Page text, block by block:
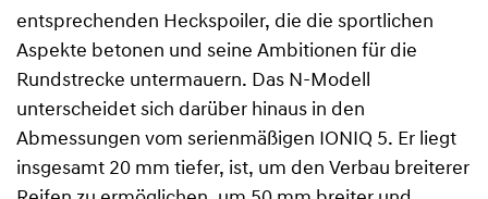
entsprechenden Heckspoiler, die die sportlichen
Aspekte betonen und seine Ambitionen für die
Rundstrecke untermauern. Das N-Modell
unterscheidet sich darüber hinaus in den
Abmessungen vom serienmäßigen IONIQ 5. Er liegt
insgesamt 20 mm tiefer, ist, um den Verbau breiterer